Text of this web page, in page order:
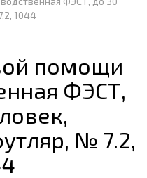
1044
помощи
ФЭСТ,
№ 7.2,